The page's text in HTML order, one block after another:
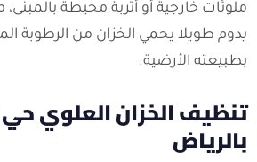
ملوثات خارجية أو أتربة محيطة
يدوم طويلا يحمي الخزان من الرطوبة
بطبيعته الأرضية.
تنظيف الخزان العلوي حي
بالرياض